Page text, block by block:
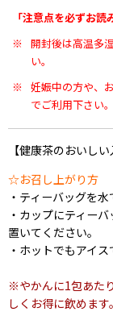
「注意点を必ずお読
※
開封後は高温多
い。
※
妊娠中の方や、
でご利用下さい。
【健康茶のおいしい
☆お召し上がり方
・ティーバッグを
・カップにティー
置いてください。
・ホットでもアイス
※やかんに1包あた
しくお得に飲めます。